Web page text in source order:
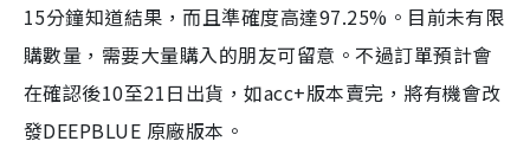
15分鐘知道結果，而且準確度高達97.25%。目前未有限
購數量，需要大量購入的朋友可留意。不過訂單預計會
在確認後10至21日出貨，如acc+版本賣完，將有機會改
發DEEPBLUE 原廠版本。